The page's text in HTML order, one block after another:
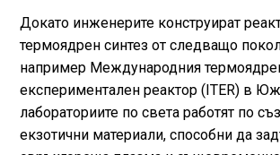
Докато инженерите конструират
термоядрен синтез от следващо
например Международния
експериментален реактор (ITER) в
лабораториите по света работят по
екзотични материали, способни да